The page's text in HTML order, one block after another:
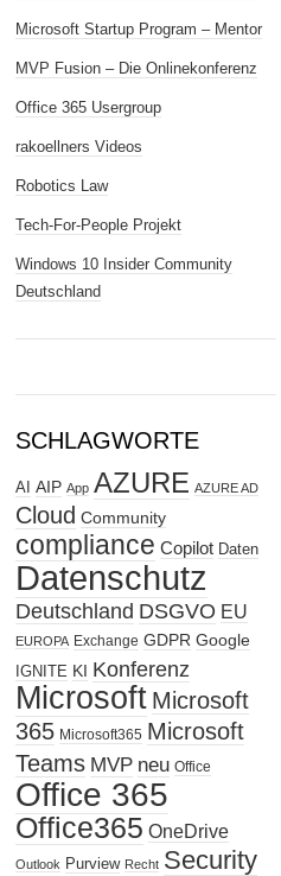
Microsoft Startup Program – Mentor
MVP Fusion – Die Onlinekonferenz
Office 365 Usergroup
rakoellners Videos
Robotics Law
Tech-For-People Projekt
Windows 10 Insider Community
Deutschland
SCHLAGWORTE
AI AIP App AZURE AZURE AD
Cloud Community
compliance Copilot Daten
Datenschutz
Deutschland DSGVO EU
EUROPA Exchange GDPR Google
IGNITE KI Konferenz
Microsoft Microsoft
365 Microsoft365 Microsoft
Teams MVP neu Office
Office 365
Office365 OneDrive
Outlook Purview Recht Security